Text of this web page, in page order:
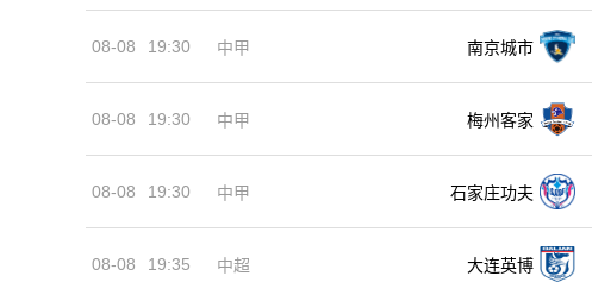
08-08 19:30 中甲 南京城市
08-08 19:30 中甲 梅州客家
08-08 19:30 中甲 石家庄功夫
08-08 19:35 中超 大连英博